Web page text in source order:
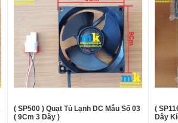
( SP500 ) Quạt Tủ Lạnh DC Mẫu Số 03
( 9Cm 3 Dây )
(
Dây